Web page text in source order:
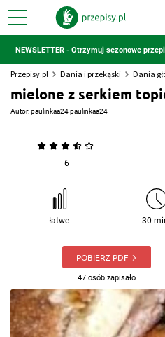
NEWSLETTER - Otrzymuj sezonowe
Przepisy.pl Dania i przekąski Dania
mielone z serkiem
Autor:paulinkaa24 paulinkaa24
6
łatwe 30
POBIERZ PDF
47 osób zapisało